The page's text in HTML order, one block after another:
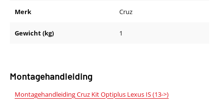
Merk Cruz
Gewicht (kg) 1
Montagehandleiding
Montagehandleiding Cruz Kit Optiplus Lexus IS (13->)